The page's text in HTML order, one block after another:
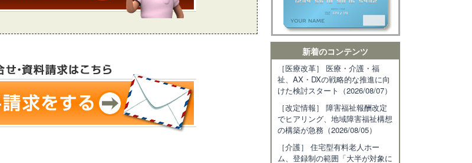
新着のコンテンツ
［医療改革］ 医療・介護・福
祉、AX・DXの戦略的な推進に向
けた検討スタート（2026/08/07）
［改定情報］ 障害福祉報酬改定
でヒアリング、地域障害福祉構想
の構築が急務（2026/08/05）
［介護］ 住宅型有料老人ホー
ム、登録制の範囲「大半が対象に